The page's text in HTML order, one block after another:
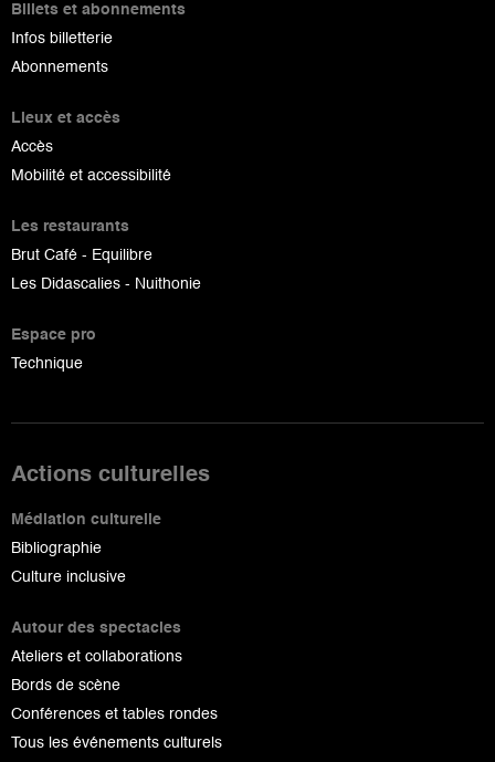
Billets et abonnements
Infos billetterie
Abonnements
Lieux et accès
Accès
Mobilité et accessibilité
Les restaurants
Brut Café - Equilibre
Les Didascalies - Nuithonie
Espace pro
Technique
Actions culturelles
Médiation culturelle
Bibliographie
Culture inclusive
Autour des spectacles
Ateliers et collaborations
Bords de scène
Conférences et tables rondes
Tous les événements culturels